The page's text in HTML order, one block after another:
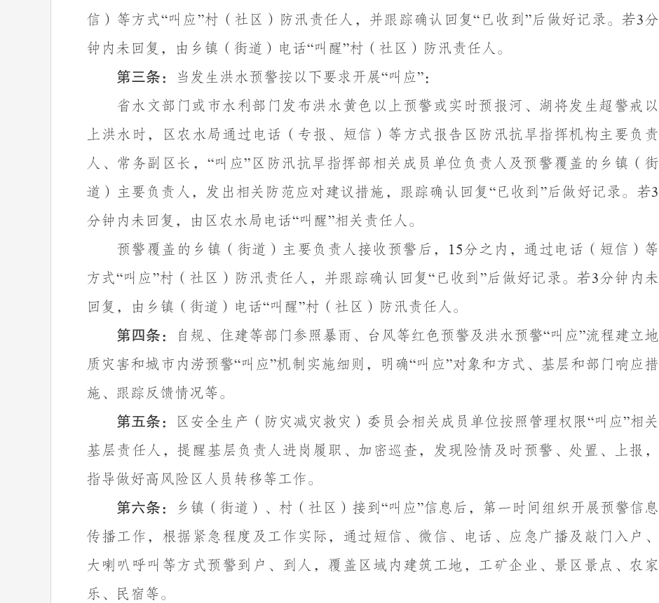
信）等方式“叫应”村（社区）防汛责任人，并跟踪确认回复“ 已收到”后做好记录。若3分
钟内未回复，由乡镇（街道）电话“叫醒”村（社区）防汛责任人。
第三条：
当发生洪水预警按以下要求开展“叫应”：
省水文部门或市水利部门发布洪水黄色以上预警或实时预报河、湖将发生超警戒以
上洪水时，区农水局通过电话（专报、短信）等方式报告区防汛抗旱指挥机构主要负责
人、常务副区长， “叫应” 区防汛抗旱指挥部相关成员单位负责人及预警覆盖的乡镇（街
道）主要负责人，发出相关防范应对建议措施，跟踪确认回复 “已收到 ”后做好记录。若3
分钟内未回复，由区农水局电话“叫醒”相关责任人。
预警覆盖的乡镇（街道）主要负责人接收预警后，
15分之内，通过电话（短信）等
方式“叫应”村（社区）防汛责任人，并跟踪确认回复“ 已收到 ”后做好记录。若3分钟内未
回复，由乡镇（街道）电话“叫醒”村（社区）防汛责任人。
第四条：
自规、住建等部门参照暴雨、台风等红色预警及洪水预警“叫应”流程建立地
质灾害和城市内涝预警“叫应”机制实施细则，明确“叫应”对象和方式、基层和部门响应措
施、跟踪反馈情况等。
第五条：
区安全生产（防灾减灾救灾）委员会相关成员单位按照管理权限“叫应”相关
基层责任人，提醒基层负责人进岗履职、加密巡查，发现险情及时预警、处置、上报，
指导做好高风险区人员转移等工作。
第六条：
乡镇（街道）、村（社区）接到“叫应”信息后，第一时间组织开展预警信息
传播工作，根据紧急程度及工作实际，通过短信、微信、电话、应急广播及敲门入户、
大喇叭呼叫等方式预警到户、到人，覆盖区域内建筑工地，工矿企业、景区景点、农家
乐、民宿等。